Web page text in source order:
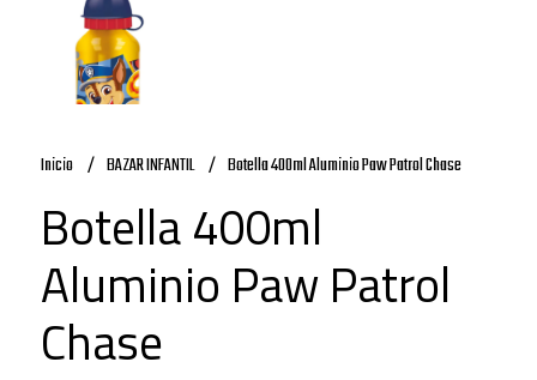
Inicio BAZAR INFANTIL Botella 400ml Aluminio Paw Patrol Chase
Botella 400ml
Aluminio Paw Patrol
Chase